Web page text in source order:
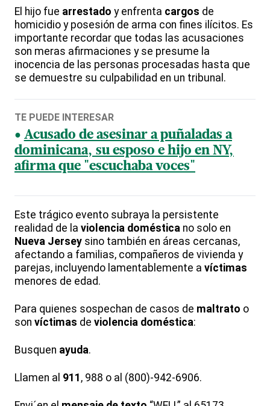
El hijo fue arrestado y enfrenta cargos de
homicidio y posesión de arma con fines ilícitos. Es
importante recordar que todas las acusaciones
son meras afirmaciones y se presume la
inocencia de las personas procesadas hasta que
se demuestre su culpabilidad en un tribunal.
TE PUEDE INTERESAR
Acusado de asesinar a puñaladas a
dominicana, su esposo e hijo en NY,
afirma que "escuchaba voces"
Este trágico evento subraya la persistente
realidad de la violencia doméstica no solo en
Nueva Jersey sino también en áreas cercanas,
afectando a familias, compañeros de vivienda y
parejas, incluyendo lamentablemente a víctimas
menores de edad.
Para quienes sospechan de casos de maltrato o
son víctimas de violencia doméstica:
Busquen ayuda.
Llamen al 911 , 988 o al (800)-942-6906.